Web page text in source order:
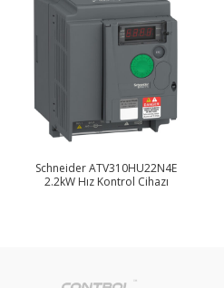
Schneider ATV310HU22N4E
2.2kW Hız Kontrol Cihazı